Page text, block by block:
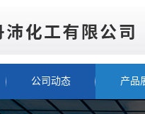
公司动态 产品